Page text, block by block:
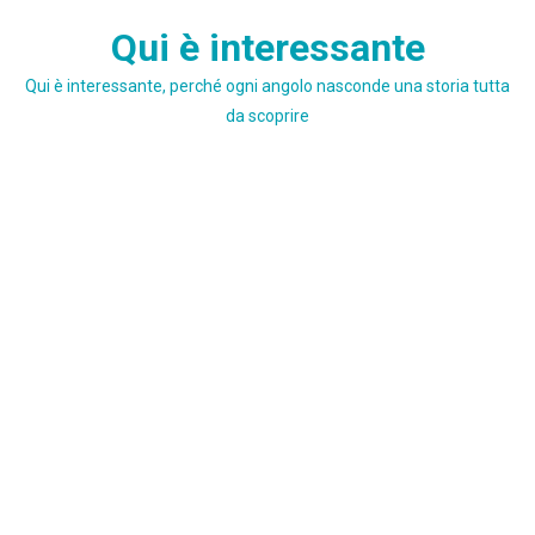
Qui è interessante
Qui è interessante, perché ogni angolo nasconde una storia tutta
da scoprire